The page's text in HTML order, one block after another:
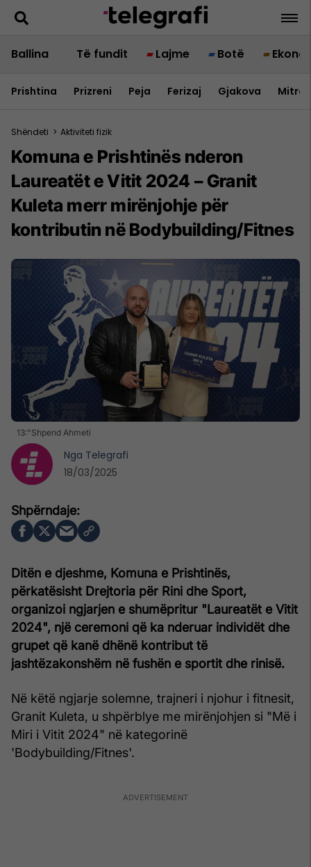
Ballina Të fundit Lajme Botë
Prishtina Prizreni Peja Ferizaj Gjakova
Shëndeti > Aktiviteti fizik
Komuna e Prishtinës nderon
Laureatët e Vitit 2024 – Granit
Kuleta merr mirënjohje për
kontributin në Bodybuilding/Fitnes
13:"Shpend Ahmeti
Ditën e djeshme, Komuna e Prishtinës,
përkatësisht Drejtoria për Rini dhe Sport,
organizoi ngjarjen e shumëpritur "Laureatët e Vitit
2024", një ceremoni që ka nderuar individët dhe
grupet që kanë dhënë kontribut të
jashtëzakonshëm në fushën e sportit dhe rinisë.
Në këtë ngjarje solemne, trajneri i njohur i fitnesit,
Granit Kuleta, u shpërblye me mirënjohjen si "Më i
Miri i Vitit 2024" në kategorinë
'Bodybuilding/Fitnes'.
Nga Telegrafi
18/03/2025